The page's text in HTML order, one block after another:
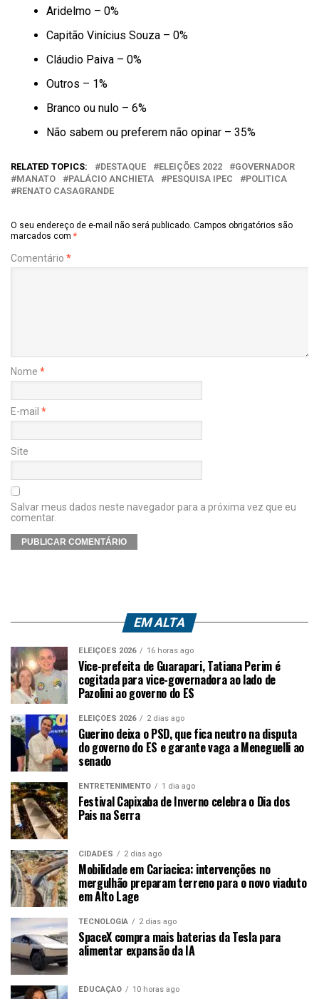
Aridelmo – 0%
Capitão Vinícius Souza – 0%
Cláudio Paiva – 0%
Outros – 1%
Branco ou nulo – 6%
Não sabem ou preferem não opinar – 35%
RELATED TOPICS: DESTAQUE ELEIÇÕES 2022
GOVERNADOR
MANATO
PALÁCIO ANCHIETA PESQUISA IPEC
POLITICA
RENATO CASAGRANDE
O seu endereço de e-mail não será publicado. Campos obrigatórios são
marcados com *
Comentário *
Nome *
E-mail *
Site
Salvar meus dados neste navegador para a próxima vez que eu
comentar.
EM ALTA
ELEIÇÕES 2026 16 horas ago
Vice-prefeita de Guarapari, Tatiana Perim é
cogitada para vice-governadora ao lado de
Pazolini ao governo do ES
ELEIÇÕES 2026 2 dias ago
Guerino deixa o PSD, que fica neutro na disputa
do governo do ES e garante vaga a Meneguelli ao
senado
ENTRETENIMENTO 1 dia ago
Festival Capixaba de Inverno celebra o Dia dos
Pais na Serra
CIDADES 2 dias ago
Mobilidade em Cariacica: intervenções no
mergulhão preparam terreno para o novo viaduto
em Alto Lage
TECNOLOGIA 2 dias ago
SpaceX compra mais baterias da Tesla para
alimentar expansão da IA
EDUCAÇÃO 10 horas ago